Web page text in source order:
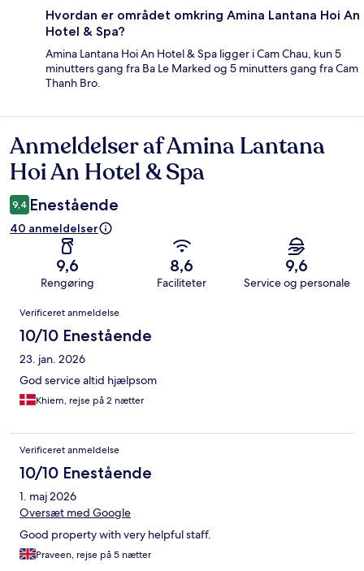
Hvordan er området omkring Amina Lantana Hoi An
Hotel & Spa?
Amina Lantana Hoi An Hotel & Spa ligger i Cam Chau, kun 5
minutters gang fra Ba Le Marked og 5 minutters gang fra Cam
Thanh Bro.
Anmeldelser
Anmeldelser af Amina Lantana
Hoi An Hotel & Spa
9,4 Enestående
40 anmeldelser
9,6
Rengøring
8,6
Faciliteter
9,6
Service og personale
Anmeldelser
Verificeret anmeldelse
10/10 Enestående
23. jan. 2026
God service altid hjælpsom
Khiem, rejse på 2 nætter
Verificeret anmeldelse
10/10 Enestående
1. maj 2026
Oversæt med Google
Good property with very helpful staff.
Praveen, rejse på 5 nætter